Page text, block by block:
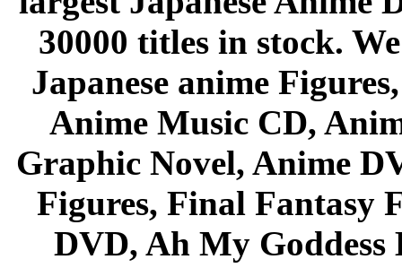
30000 titles in stock.
Japanese anime
Anime Music CD,
Graphic Novel, Anime
Figures, Final Fantasy
DVD, Ah My Goddess